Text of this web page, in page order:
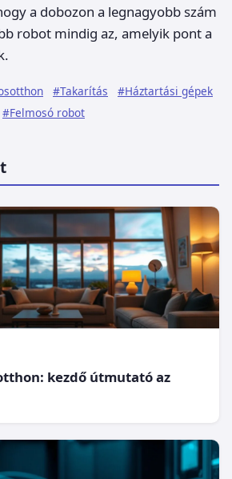
a dobozon a legnagyobb szám
robot mindig az, amelyik pont a
#Takarítás
#Háztartási gépek
#Felmosó robot
kezdő útmutató az